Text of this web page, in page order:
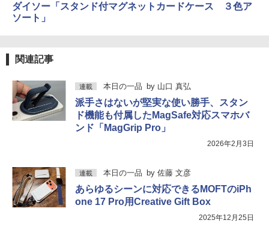
ダイソー「スタンド付マグネットカードケース ３色ア
ソート」
関連記事
連載 本日の一品 by 山口 真弘
派手さはないが堅実な使い勝手、スタン
ド機能も付属したMagSafe対応スマホバ
ンド「MagGrip Pro」
2026年2月3日
連載 本日の一品 by 佐藤 文彦
あらゆるシーンに対応できるMOFTのiPh
one 17 Pro用Creative Gift Box
2025年12月25日